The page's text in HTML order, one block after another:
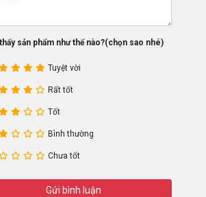
thấy sản phẩm như thế nào?(chọn sao nhé)
Tuyệt vời
Rất tốt
Tốt
Bình thường
Chưa tốt
Gửi bình luận